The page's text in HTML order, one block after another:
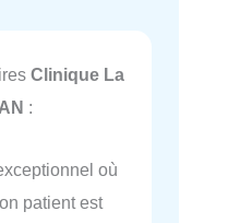
Clinique La
:
où
patient est